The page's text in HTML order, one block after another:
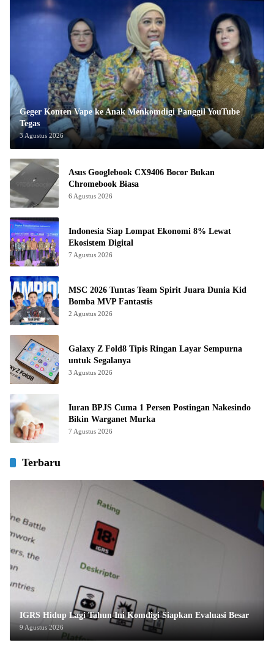
Geger Konten Vape ke Anak Menkomdigi Panggil YouTube
Tegas
3 Agustus 2026
Asus Googlebook CX9406 Bocor Bukan
Chromebook Biasa
6 Agustus 2026
Indonesia Siap Lompat Ekonomi 8% Lewat
Ekosistem Digital
7 Agustus 2026
MSC 2026 Tuntas Team Spirit Juara Dunia Kid
Bomba MVP Fantastis
2 Agustus 2026
Galaxy Z Fold8 Tipis Ringan Layar Sempurna
untuk Segalanya
3 Agustus 2026
Iuran BPJS Cuma 1 Persen Postingan Nakesindo
Bikin Warganet Murka
7 Agustus 2026
Terbaru
IGRS Hidup Lagi Tahun Ini Komdigi Siapkan Evaluasi Besar
9 Agustus 2026